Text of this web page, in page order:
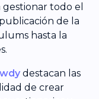
gestionar todo el
de la
hasta la
destacan las
de crear